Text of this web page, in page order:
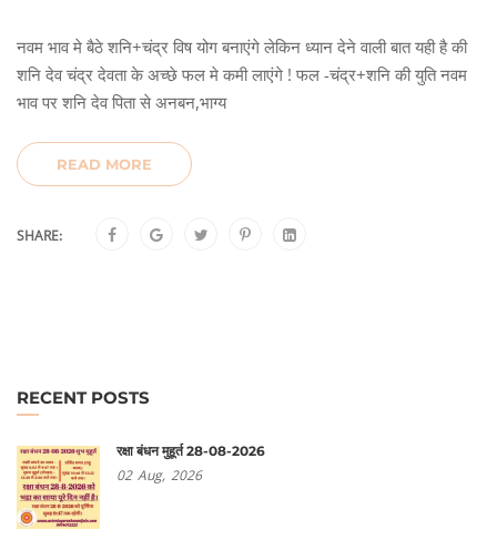
नवम भाव मे बैठे शनि+चंद्र विष योग बनाएंगे लेकिन ध्यान देने वाली बात यही है की
शनि देव चंद्र देवता के अच्छे फल मे कमी लाएंगे ! फल -चंद्र+शनि की युति नवम
भाव पर शनि देव पिता से अनबन,भाग्य
READ MORE
SHARE:
RECENT POSTS
रक्षा बंधन मुहूर्त 28-08-2026
02 Aug, 2026